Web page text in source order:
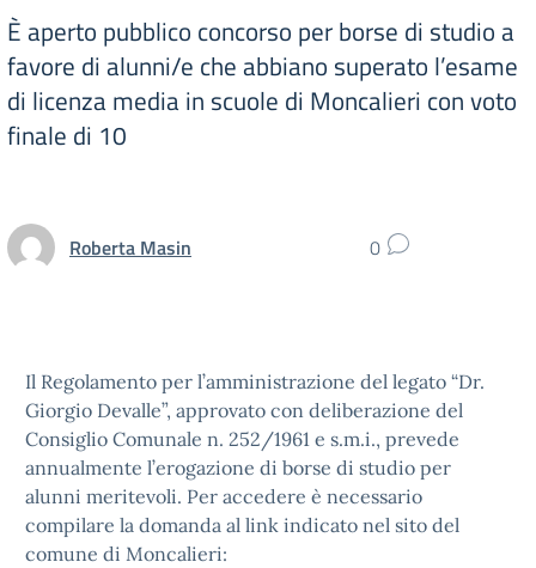
È aperto pubblico concorso per borse di studio a
favore di alunni/e che abbiano superato l’esame
di licenza media in scuole di Moncalieri con voto
finale di 10
Roberta Masin 0
Il Regolamento per l’amministrazione del legato “Dr.
Giorgio Devalle”, approvato con deliberazione del
Consiglio Comunale n. 252/1961 e s.m.i., prevede
annualmente l’erogazione di borse di studio per
alunni meritevoli. Per accedere è necessario
compilare la domanda al link indicato nel sito del
comune di Moncalieri: